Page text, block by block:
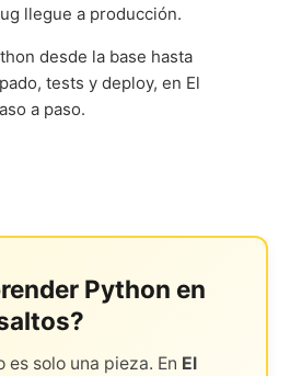
llegue a producción.
desde la base hasta
tests y deploy, en El
a paso.
Python en
es solo una pieza. En El